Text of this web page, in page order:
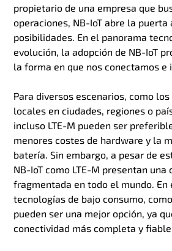
propietario de una empresa que
operaciones, NB-IoT abre la puerta
posibilidades. En el panorama
evolución, la adopción de NB-IoT
la forma en que nos conectamos e
Para diversos escenarios, como
locales en ciudades, regiones o
incluso LTE-M pueden ser
menores costes de hardware y la
batería. Sin embargo, a pesar de
NB-IoT como LTE-M presentan una
fragmentada en todo el mundo. En
tecnologías de bajo consumo, como
pueden ser una mejor opción, ya
conectividad más completa y